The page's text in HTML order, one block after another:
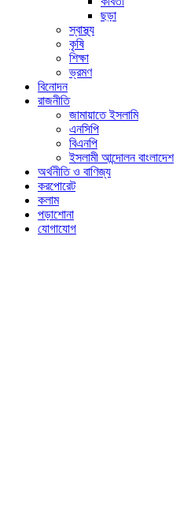
ছড়া
স্বাস্থ্য
কৃষি
শিক্ষা
ভ্রমণ
বিনোদন
রাজনীতি
জামায়াতে ইসলামি
এনসিপি
বিএনপি
ইসলামী আন্দোলন বাংলাদেশ
অর্থনীতি ও বাণিজ্য
করপোরেট
কলাম
পড়াশোনা
যোগাযোগ